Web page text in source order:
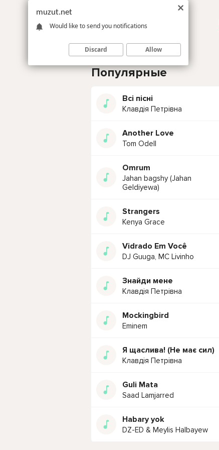
Популярные
Всі пісні
Клавдія Петрівна
Another Love
Tom Odell
Omrum
Jahan bagshy (Jahan
Geldiyewa)
Strangers
Kenya Grace
Vidrado Em Você
DJ Guuga, MC Livinho
Знайди мене
Клавдія Петрівна
Mockingbird
Eminem
Я щаслива! (Не має сил)
Клавдія Петрівна
Guli Mata
Saad Lamjarred
Habary yok
DZ-ED & Meylis Halbayew
muzut.net
Would like to send you notifications
Discard Allow